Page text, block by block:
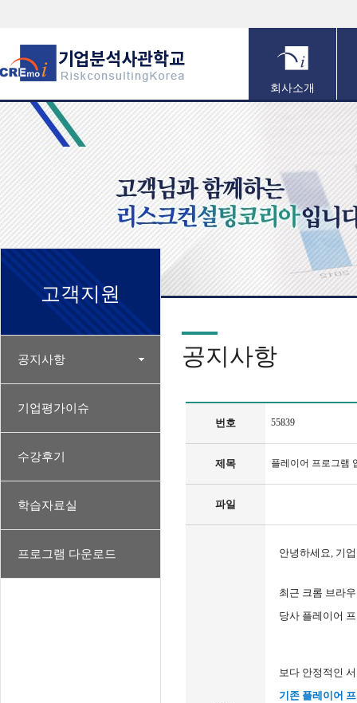
회사소개
고객지원
공지사항
기업평가이슈
수강후기
학습자료실
프로그램 다운로드
공지사항
번호 55839
제목 플레이어 프로그램
파일
안녕하세요, 기
최근 크롬 브라
당사 플레이어
보다 안정적인
기존 플레이어